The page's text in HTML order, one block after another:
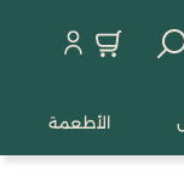
الأطعمة